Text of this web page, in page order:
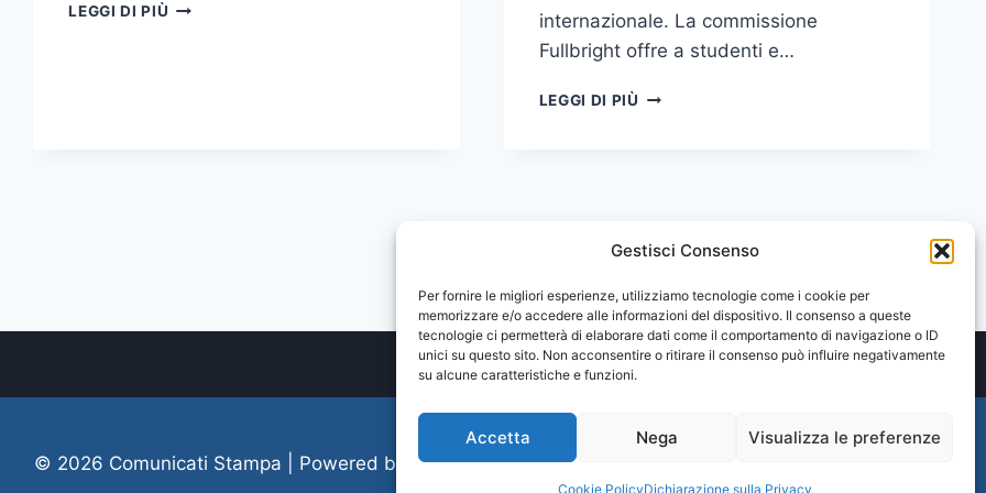
Gestisci Consenso
Per fornire le migliori esperienze, utilizziamo tecnologie come i cookie per
memorizzare e/o accedere alle informazioni del dispositivo. Il consenso a queste
tecnologie ci permetterà di elaborare dati come il comportamento di navigazione o ID
unici su questo sito. Non acconsentire o ritirare il consenso può influire negativamente
su alcune caratteristiche e funzioni.
Accetta Nega Visualizza le preferenze
Cookie PolicyDichiarazione sulla Privacy
LEGGI DI PIÙ SODDISFAZIONE
internazionale. La commissione
Fullbright offre a studenti e…
LEGGI DI PIÙ PRESENTATE
© 2026 Comunicati Stampa | Powered by CIAM